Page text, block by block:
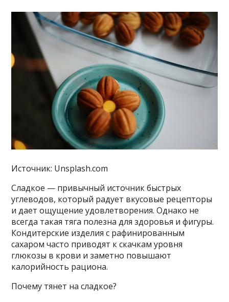
Источник: Unsplash.com
Сладкое — привычный источник быстрых
углеводов, который радует вкусовые рецепторы
и дает ощущение удовлетворения. Однако не
всегда такая тяга полезна для здоровья и фигуры.
Кондитерские изделия с рафинированным
сахаром часто приводят к скачкам уровня
глюкозы в крови и заметно повышают
калорийность рациона.
Почему тянет на сладкое?